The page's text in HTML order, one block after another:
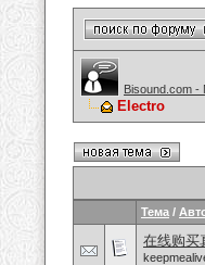
Bisound.com -
Electro
Тема /
在线购买